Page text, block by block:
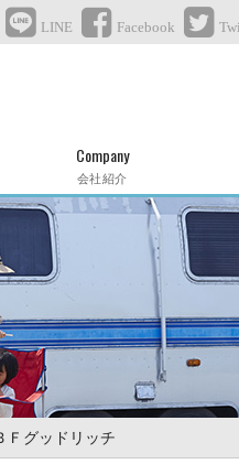
LINE Facebook
Company
会社紹介
グッドリッチ